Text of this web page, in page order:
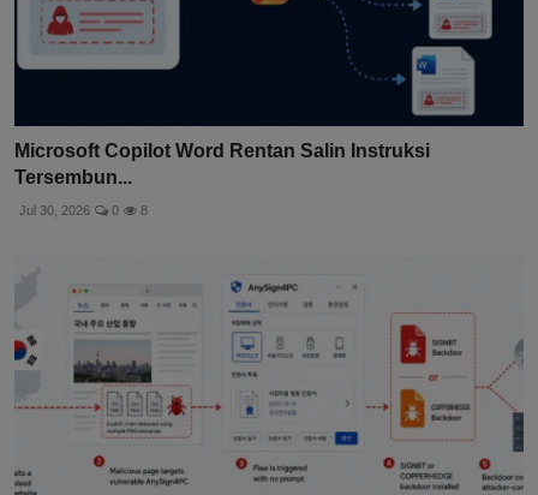
Microsoft Copilot Word Rentan Salin Instruksi
Tersembun...
Jul 30, 2026 0 8